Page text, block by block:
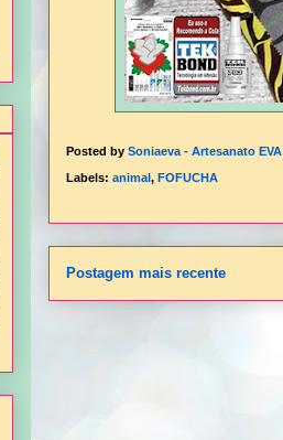
Posted by Soniaeva - Artesanato EVA
Labels: animal, FOFUCHA
Postagem mais recente